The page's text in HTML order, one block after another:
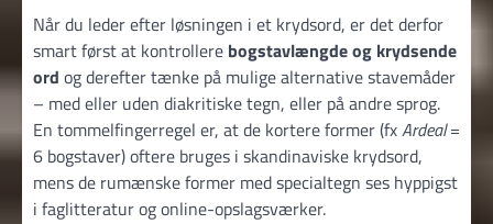
Når du leder efter løsningen i et krydsord, er det derfor
smart først at kontrollere bogstavlængde og krydsende
ord og derefter tænke på mulige alternative stavemåder
– med eller uden diakritiske tegn, eller på andre sprog.
En tommelfingerregel er, at de kortere former (fxArdeal=
6 bogstaver) oftere bruges i skandinaviske krydsord,
mens de rumænske former med specialtegn ses hyppigst
i faglitteratur og online-opslagsværker.